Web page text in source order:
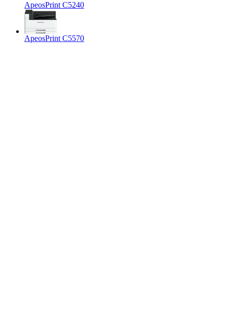
ApeosPrint C5240
ApeosPrint C5570